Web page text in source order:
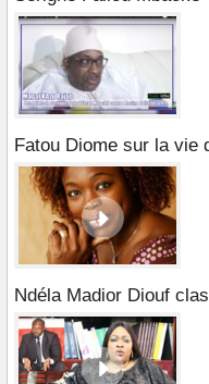
Fatou Diome sur la vie
Ndéla Madior Diouf